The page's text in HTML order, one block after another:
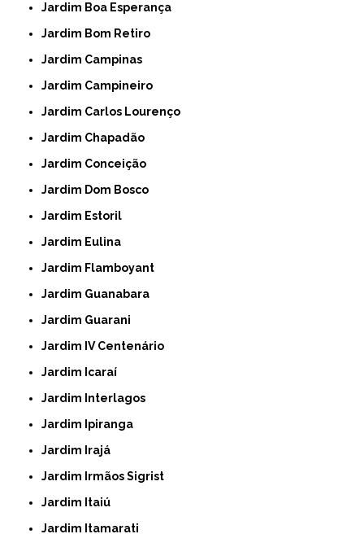
Jardim Boa Esperança
Jardim Bom Retiro
Jardim Campinas
Jardim Campineiro
Jardim Carlos Lourenço
Jardim Chapadão
Jardim Conceição
Jardim Dom Bosco
Jardim Estoril
Jardim Eulina
Jardim Flamboyant
Jardim Guanabara
Jardim Guarani
Jardim IV Centenário
Jardim Icaraí
Jardim Interlagos
Jardim Ipiranga
Jardim Irajá
Jardim Irmãos Sigrist
Jardim Itaiú
Jardim Itamarati